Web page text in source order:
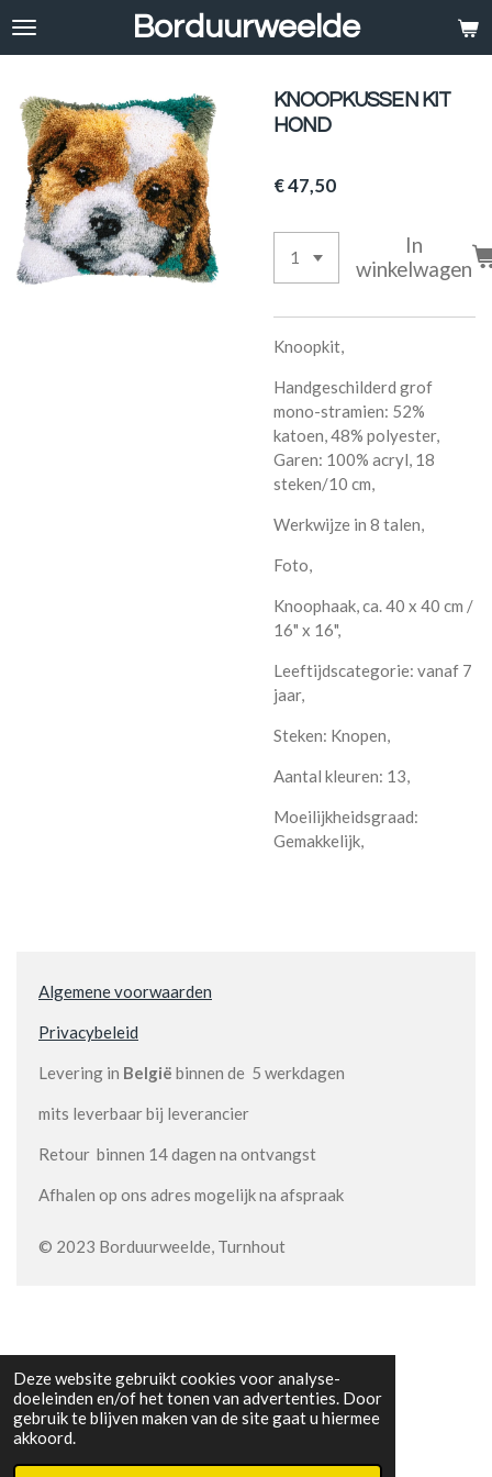
Deze website gebruikt cookies voor analyse-
doeleinden en/of het tonen van advertenties. Door
gebruik te blijven maken van de site gaat u hiermee
akkoord.
Ga
de
hoofdinhoud
Borduurweelde
KNOOPKUSSEN KIT
HOND
€ 47,50
In
winkelwagen
Knoopkit,
Handgeschilderd grof
mono-stramien: 52%
katoen, 48% polyester,
Garen: 100% acryl, 18
steken/10 cm,
Werkwijze in 8 talen,
Foto,
Knoophaak, ca. 40 x 40 cm /
16" x 16",
Leeftijdscategorie: vanaf 7
jaar,
Steken: Knopen,
Aantal kleuren: 13,
Moeilijkheidsgraad:
Gemakkelijk,
Algemene voorwaarden
Privacybeleid
Levering in België binnen de 5 werkdagen
mits leverbaar bij leverancier
Retour binnen 14 dagen na ontvangst
Afhalen op ons adres mogelijk na afspraak
© 2023 Borduurweelde, Turnhout